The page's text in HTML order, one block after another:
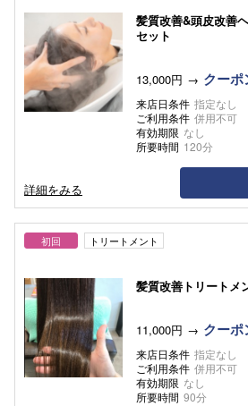
髪質改善&頭皮改善
セット
13,000円 クーポ
来店日条件 指定なし
ご利用条件 併用不可
有効期限 なし
所要時間 120分
詳細をみる
初回 トリートメント
髪質改善トリートメ
11,000円 クーポ
来店日条件 指定なし
ご利用条件 併用不可
有効期限 なし
所要時間 90分